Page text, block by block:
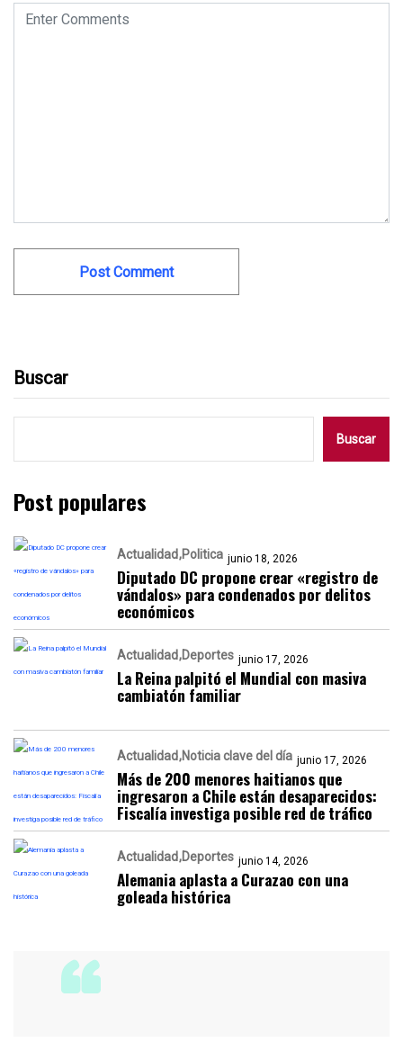
Buscar
Buscar
Post populares
Actualidad Politica junio 18, 2026
Diputado DC propone crear «registro de
vándalos» para condenados por delitos
económicos
Actualidad Deportes junio 17, 2026
La Reina palpitó el Mundial con masiva
cambiatón familiar
Actualidad Noticia clave del día junio 17, 2026
Más de 200 menores haitianos que
ingresaron a Chile están desaparecidos:
Fiscalía investiga posible red de tráfico
Actualidad Deportes junio 14, 2026
Alemania aplasta a Curazao con una
goleada histórica